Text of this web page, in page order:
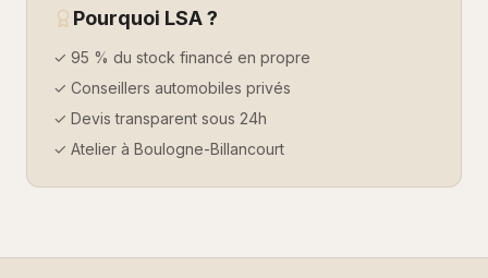
Pourquoi LSA ?
✓ 95 % du stock financé en propre
✓ Conseillers automobiles privés
✓ Devis transparent sous 24h
✓ Atelier à Boulogne-Billancourt